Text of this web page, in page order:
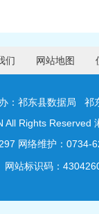
们 网站地图
祁东县数据局 祁
All Rights Reserved
网络维护：0734-
网站标识码：